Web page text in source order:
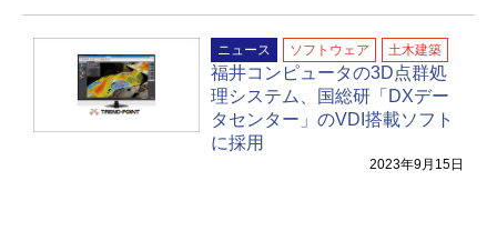
ニュース ソフトウェア 土木建築
福井コンピュータの3D点群処
理システム、国総研「DXデー
タセンター」のVDI搭載ソフト
に採用
2023年9月15日